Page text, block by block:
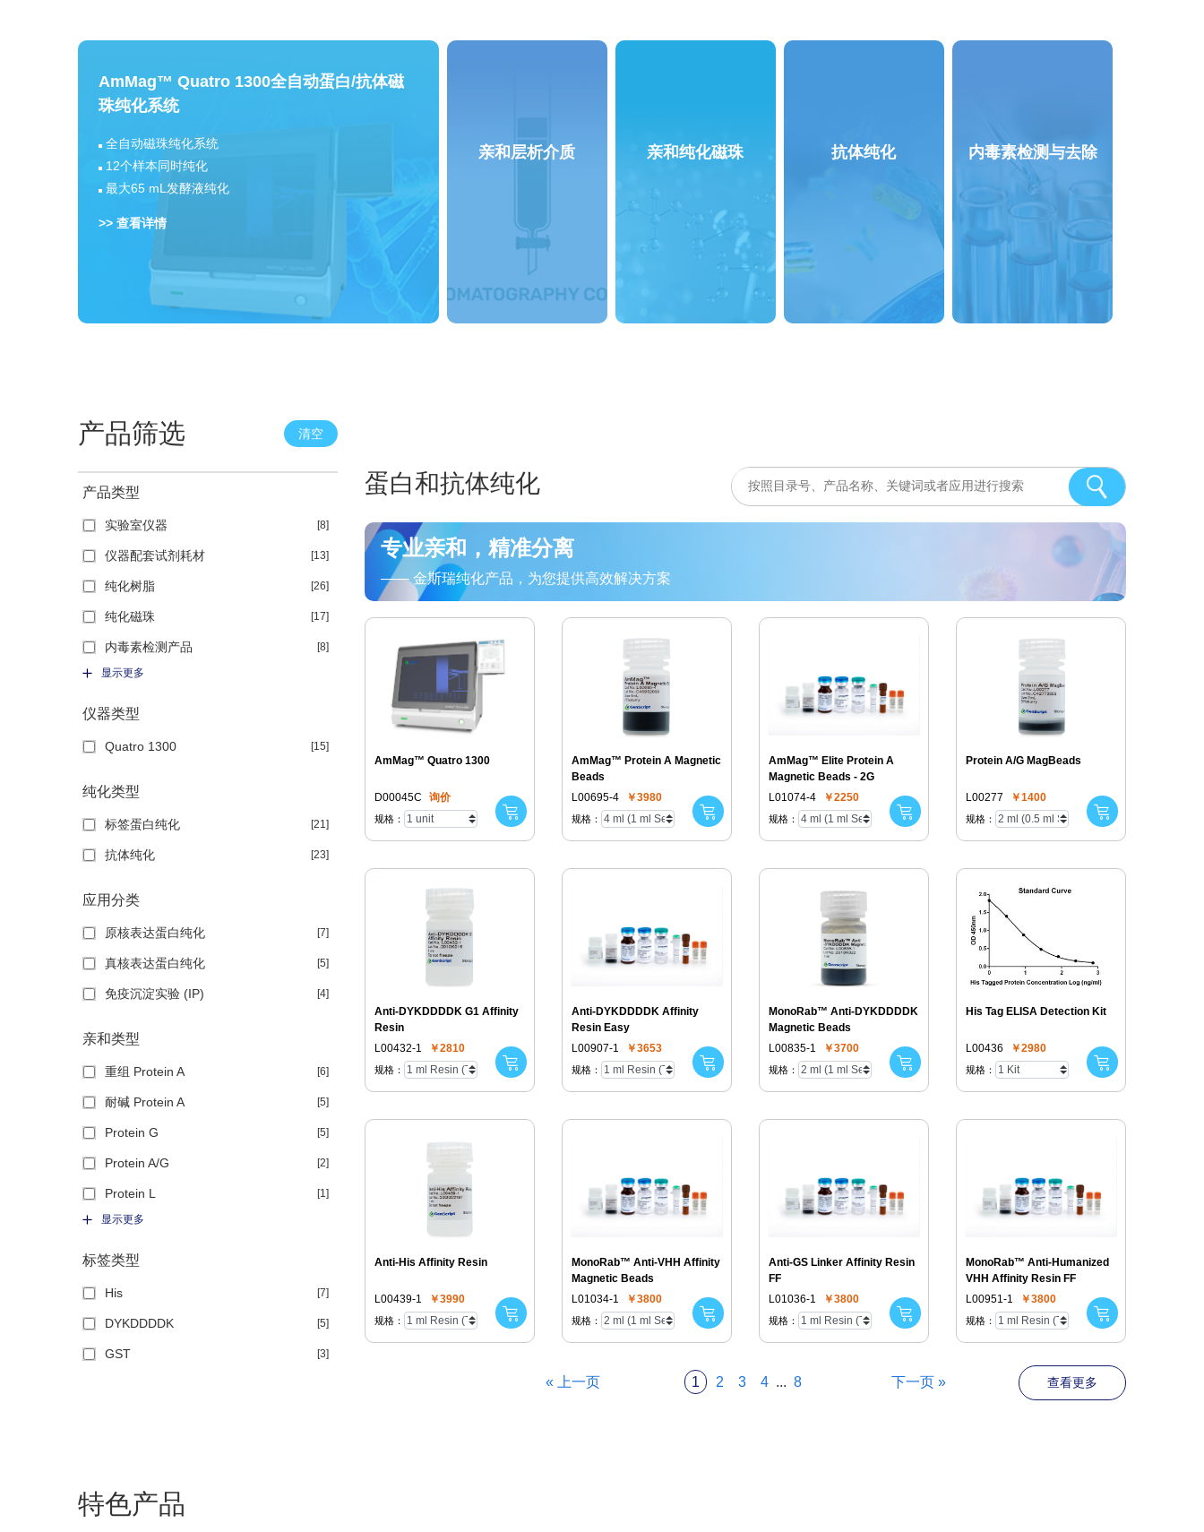
AmMag™ Quatro 1300全自动蛋白/抗体磁
珠纯化系统
全自动磁珠纯化系统
12个样本同时纯化
最大65 mL发酵液纯化
>> 查看详情
亲和层析介质 亲和纯化磁珠 抗体纯化 内毒素检测与去除
产品筛选 清空
产品类型
实验室仪器 [8]
仪器配套试剂耗材 [13]
纯化树脂 [26]
纯化磁珠 [17]
内毒素检测产品 [8]
显示更多
仪器类型
Quatro 1300 [15]
纯化类型
标签蛋白纯化 [21]
抗体纯化 [23]
应用分类
原核表达蛋白纯化 [7]
真核表达蛋白纯化 [5]
免疫沉淀实验 (IP) [4]
亲和类型
重组 Protein A [6]
耐碱 Protein A [5]
Protein G [5]
Protein A/G [2]
Protein L [1]
显示更多
标签类型
His [7]
DYKDDDDK [5]
GST [3]
不耐压
蛋白和抗体纯化
专业亲和，精准分离
—— 金斯瑞纯化产品，为您提供高效解决方案
AmMag™ Quatro 1300
D00045C 询价
规格：
AmMag™ Protein A Magnetic
Beads
L00695-4
￥3980
规格：
AmMag™ Elite Protein A
Magnetic Beads - 2G
L01074-4
￥2250
规格：
Protein A/G MagBeads
L00277 ￥1400
规格：
Anti-DYKDDDDK G1 Affinity
Resin
L00432-1
￥2810
规格：
Anti-DYKDDDDK Affinity
Resin Easy
L00907-1
￥3653
规格：
MonoRab™ Anti-DYKDDDDK
Magnetic Beads
L00835-1
￥3700
规格：
His Tag ELISA Detection Kit
L00436 ￥2980
规格：
Anti-His Affinity Resin
L00439-1 ￥3990
规格：
MonoRab™ Anti-VHH Affinity
Magnetic Beads
L01034-1
￥3800
规格：
Anti-GS Linker Affinity Resin
FF
L01036-1
￥3800
规格：
MonoRab™ Anti-Humanized
VHH Affinity Resin FF
L00951-1
￥3800
规格：
« 上一页 1 2 3 4 ... 8 下一页 » 查看更多
特色产品